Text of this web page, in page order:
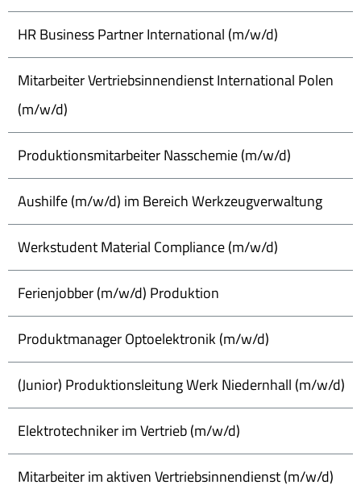
HR Business Partner International (m/w/d)
Mitarbeiter Vertriebsinnendienst International Polen
(m/w/d)
Produktionsmitarbeiter Nasschemie (m/w/d)
Aushilfe (m/w/d) im Bereich Werkzeugverwaltung
Werkstudent Material Compliance (m/w/d)
Ferienjobber (m/w/d) Produktion
Produktmanager Optoelektronik (m/w/d)
(Junior) Produktionsleitung Werk Niedernhall (m/w/d)
Elektrotechniker im Vertrieb (m/w/d)
Mitarbeiter im aktiven Vertriebsinnendienst (m/w/d)